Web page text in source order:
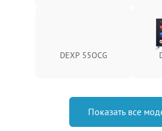
DEXP 55OCG
Показать все